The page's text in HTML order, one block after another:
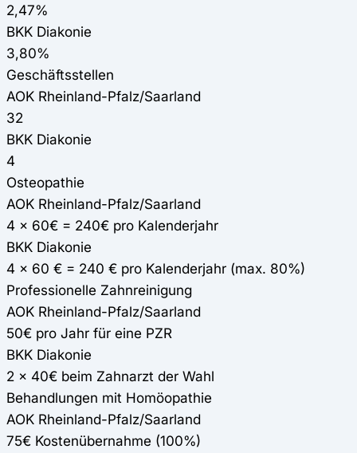
2,47%
BKK Diakonie
3,80%
Geschäftsstellen
AOK Rheinland-Pfalz/Saarland
32
BKK Diakonie
4
Osteopathie
AOK Rheinland-Pfalz/Saarland
4 x 60€ = 240€ pro Kalenderjahr
BKK Diakonie
4 x 60 € = 240 € pro Kalenderjahr (max. 80%)
Professionelle Zahnreinigung
AOK Rheinland-Pfalz/Saarland
50€ pro Jahr für eine PZR
BKK Diakonie
2 x 40€ beim Zahnarzt der Wahl
Behandlungen mit Homöopathie
AOK Rheinland-Pfalz/Saarland
75€ Kostenübernahme (100%)